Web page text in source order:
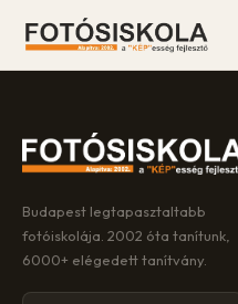
Budapest legtapasztaltabb
fotóiskolája. 2002 óta tanítunk,
6000+ elégedett tanítvány.